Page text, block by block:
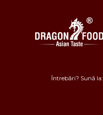
Întrebări? Sună la: